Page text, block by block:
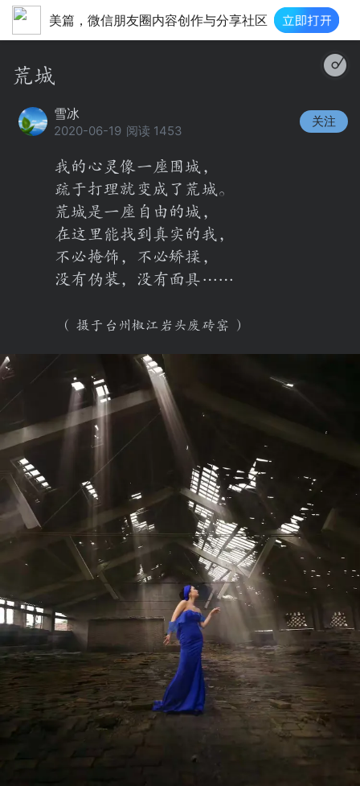
美篇，微信朋友圈内容创作与分享社区
荒城
雪冰
2020-06-19 阅读 1453
关注
我的心灵像一座围城，
疏于打理就变成了荒城。
荒城是一座自由的城，
在这里能找到真实的我，
不必掩饰，不必矫揉，
没有伪装，没有面具……
（ 摄于台州椒江岩头废砖窑 ）